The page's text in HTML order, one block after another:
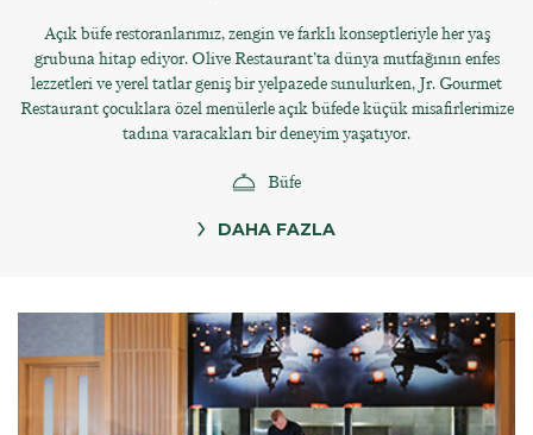
Açık büfe restoranlarımız, zengin ve farklı konseptleriyle her yaş
grubuna hitap ediyor. Olive Restaurant’ta dünya mutfağının enfes
lezzetleri ve yerel tatlar geniş bir yelpazede sunulurken, Jr. Gourmet
Restaurant çocuklara özel menülerle açık büfede küçük misafirlerimize
tadına varacakları bir deneyim yaşatıyor.
Büfe
DAHA FAZLA